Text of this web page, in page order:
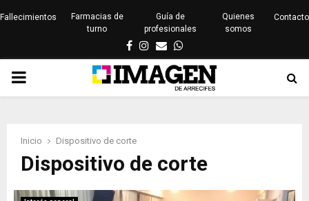
Fallecimientos
Farmacias de
turno
Guía de
profesionales
Quienes
somos
Contacto
Facebook
Instagram
EmailWhatsapp
PRIMARY
Inicio Dispositivo de corte
Dispositivo de corte